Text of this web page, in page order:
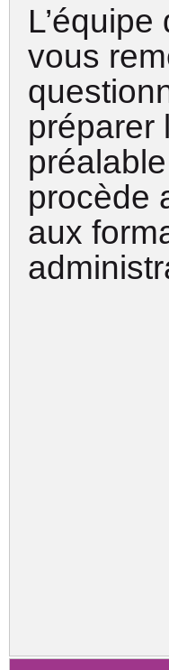
L’équipe
vous
préparer
procède
aux